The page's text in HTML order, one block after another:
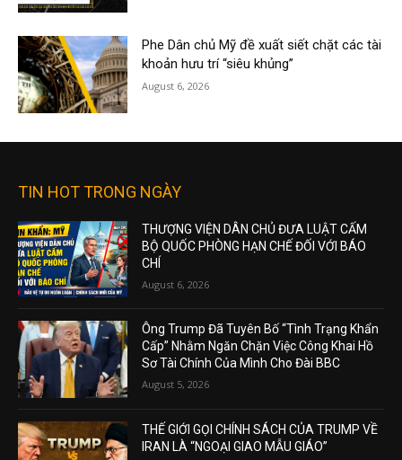
Phe Dân chủ Mỹ đề xuất siết chặt các tài
khoản hưu trí “siêu khủng”
August 6, 2026
TIN HOT TRONG NGÀY
THƯỢNG VIỆN DÂN CHỦ ĐƯA LUẬT CẤM
BỘ QUỐC PHÒNG HẠN CHẾ ĐỐI VỚI BÁO
CHÍ
August 6, 2026
Ông Trump Đã Tuyên Bố “Tình Trạng Khẩn
Cấp” Nhằm Ngăn Chặn Việc Công Khai Hồ
Sơ Tài Chính Của Mình Cho Đài BBC
August 5, 2026
THẾ GIỚI GỌI CHÍNH SÁCH CỦA TRUMP VỀ
IRAN LÀ “NGOẠI GIAO MẪU GIÁO”